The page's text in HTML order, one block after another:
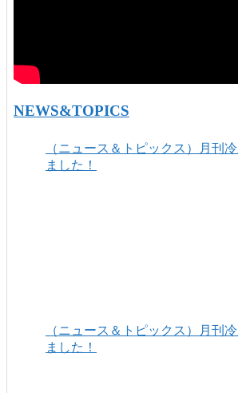
NEWS&TOPICS
（ニュース＆トピックス）月刊
ました！
（ニュース＆トピックス）月刊
ました！